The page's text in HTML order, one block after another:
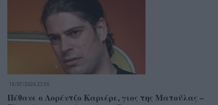
15/07/2026 22:55
Πέθανε ο Λορέντζο Καριέρε, γιος της Ματούλας –